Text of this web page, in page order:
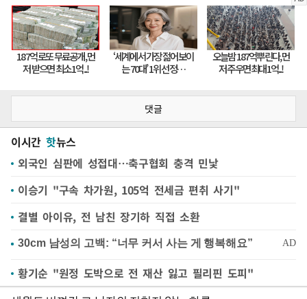
댓글
이시간 핫뉴스
외국인 심판에 성접대…축구협회 충격 민낯
이승기 "구속 차가원, 105억 전세금 편취 사기"
결별 아이유, 전 남친 장기하 직접 소환
황기순 "원정 도박으로 전 재산 잃고 필리핀 도피"